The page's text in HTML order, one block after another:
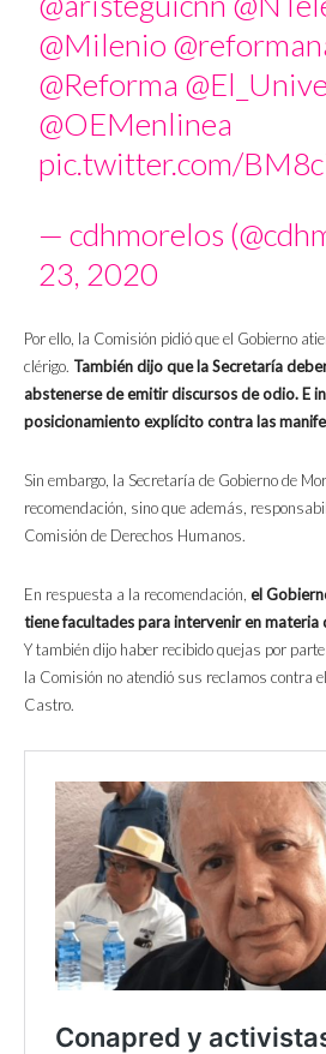
@Milenio
@Reforma
@OEMenlinea
pic.twitter.com/
— cdhmorelos
23, 2020
Por ello, la Comisión pidió que el Gobierno
clérigo. También dijo que la Secretaría
abstenerse de emitir discursos de odio. E
posicionamiento explícito contra las
Sin embargo, la Secretaría de Gobierno de
recomendación, sino que además,
Comisión de Derechos Humanos.
En respuesta a la recomendación, el
tiene facultades para intervenir en materia
Y también dijo haber recibido quejas por
la Comisión no atendió sus reclamos contra
Castro.